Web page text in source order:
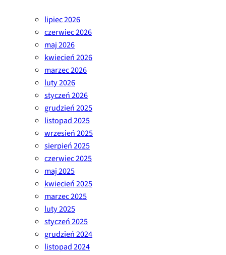
lipiec 2026
czerwiec 2026
maj 2026
kwiecień 2026
marzec 2026
luty 2026
styczeń 2026
grudzień 2025
listopad 2025
wrzesień 2025
sierpień 2025
czerwiec 2025
maj 2025
kwiecień 2025
marzec 2025
luty 2025
styczeń 2025
grudzień 2024
listopad 2024